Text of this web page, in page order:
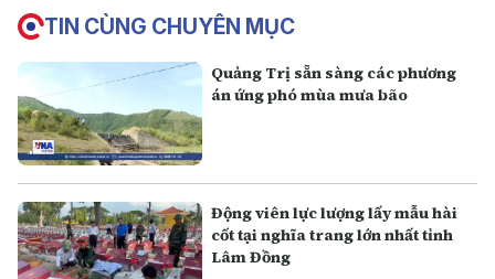
TIN CÙNG CHUYÊN MỤC
Quảng Trị sẵn sàng các phương
án ứng phó mùa mưa bão
Động viên lực lượng lấy mẫu hài
cốt tại nghĩa trang lớn nhất tỉnh
Lâm Đồng